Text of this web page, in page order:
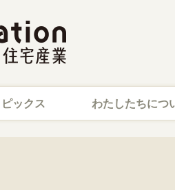
ピックス わたしたちにつ